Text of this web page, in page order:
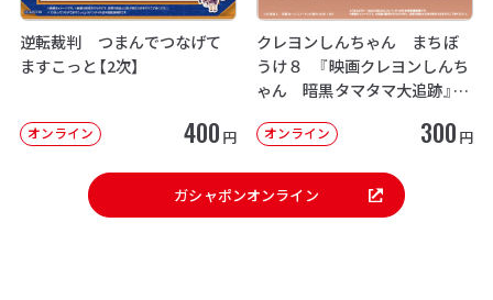
逆転裁判 つまんでつなげて
ますこっと【2次】
オンライン 400 円
クレヨンしんちゃん まちぼ
うけ８ 『映画クレヨンしんち
ゃん 暗黒タマタマ大追跡』【2
オンライン 300 円
ガシャポンオンライン